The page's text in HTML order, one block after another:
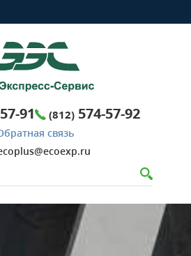
91 (812) 574-57-92
связь